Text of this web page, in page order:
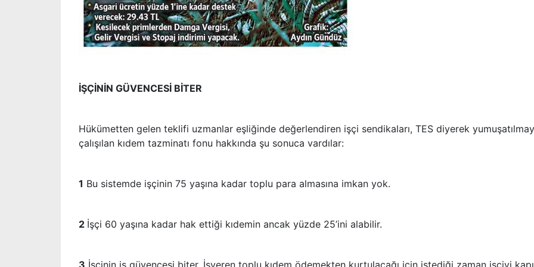
İŞÇİNİN GÜVENCESİ BİTER
Hükümetten gelen teklifi uzmanlar eşliğinde değerlendiren işçi sendikaları, TES diyerek
çalışılan kıdem tazminatı fonu hakkında şu sonuca vardılar:
1 Bu sistemde işçinin 75 yaşına kadar toplu para almasına imkan yok.
2 İşçi 60 yaşına kadar hak ettiği kıdemin ancak yüzde 25’ini alabilir.